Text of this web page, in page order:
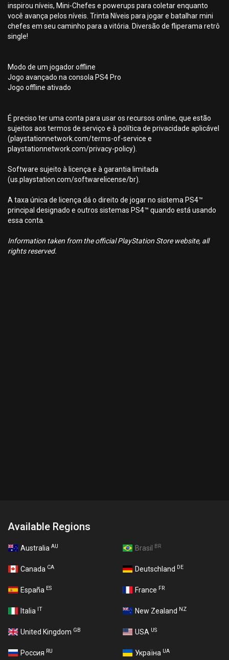
inspirou níveis, Mini-Chefes e powerups para coletar enquanto
você avança pelos níveis. Trinta Níveis para jogar e batalhar mini
chefes em seu caminho para a vitória. Diversão de fliperama retrô
single!
Modo de um jogador offline
Jogo avançado na consola PS4 Pro
Jogo offline ativado
É preciso ter uma conta para usar os recursos online, que estão
sujeitos aos termos de serviço e à política de privacidade aplicável
(playstationnetwork.com/terms-of-service e
playstationnetwork.com/privacy-policy).
Software sujeito à licença e à garantia limitada
(us.playstation.com/softwarelicense/br).
A taxa única de licença dá o direito de jogar no sistema PS4™
principal designado e outros sistemas PS4™ quando está usando
essa conta.
Information taken from the official PlayStation Store website, all
rights reserved.
Available Regions
Australia AU Brasil BR
Canada CA Deutschland DE
España ES France FR
Italia IT New Zealand NZ
United Kingdom GB USA US
Россия RU Україна UA